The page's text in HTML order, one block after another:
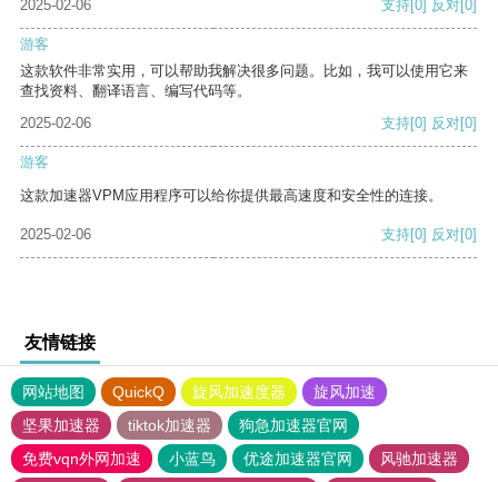
2025-02-06 支持[0] 反对[0]
游客
这款软件非常实用，可以帮助我解决很多问题。比如，我可以使用它来
查找资料、翻译语言、编写代码等。
2025-02-06
支持[0] 反对[0]
游客
这款加速器VPM应用程序可以给你提供最高速度和安全性的连接。
2025-02-06 支持[0] 反对[0]
友情链接
网站地图 QuickQ 旋风加速度器
旋风加速
坚果加速器
tiktok加速器
狗急加速器官网
免费vqn外网加速
小蓝鸟 优途加速器官网
风驰加速器